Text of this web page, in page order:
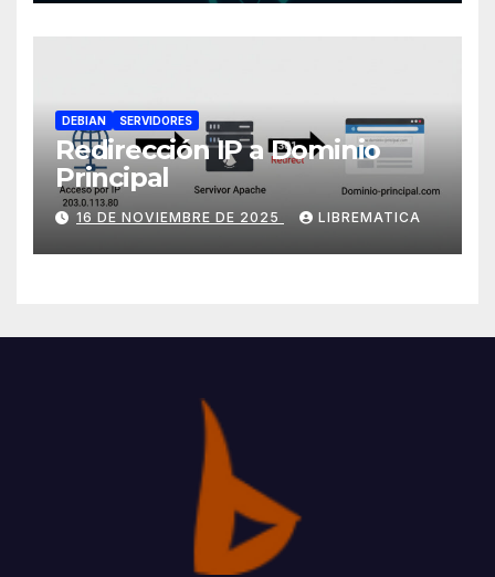
DEBIAN SERVIDORES
Redirección IP a Dominio
Principal
16 DE NOVIEMBRE DE 2025 LIBREMATICA